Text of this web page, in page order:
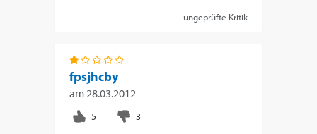
ungeprüfte Kritik
fpsjhcby
am 28.03.2012